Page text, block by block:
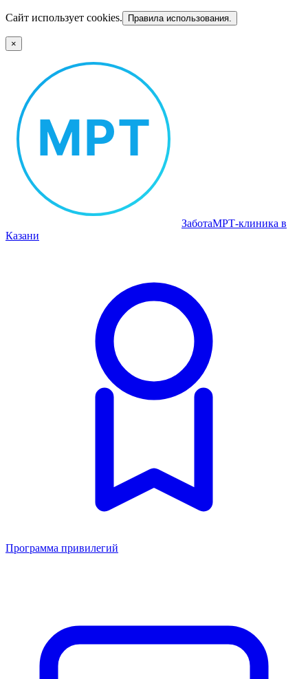
Сайт использует cookies. Правила использования.
×
ЗаботаМРТ‑клиника в
Казани
Программа привилегий